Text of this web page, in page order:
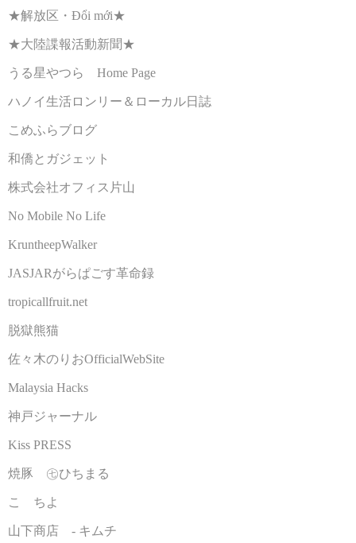
★解放区・Đổi mới★
★大陸諜報活動新聞★
うる星やつら Home Page
ハノイ生活ロンリー＆ローカル日誌
こめふらブログ
和僑とガジェット
株式会社オフィス片山
No Mobile No Life
KruntheepWalker
JASJARがらぱごす革命録
tropicallfruit.net
脱獄熊猫
佐々木のりおOfficialWebSite
Malaysia Hacks
神戸ジャーナル
Kiss PRESS
焼豚 ㊆ひちまる
こゝちよ
山下商店 - キムチ